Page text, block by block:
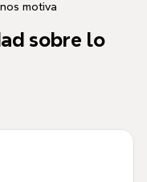
motiva
sobre lo